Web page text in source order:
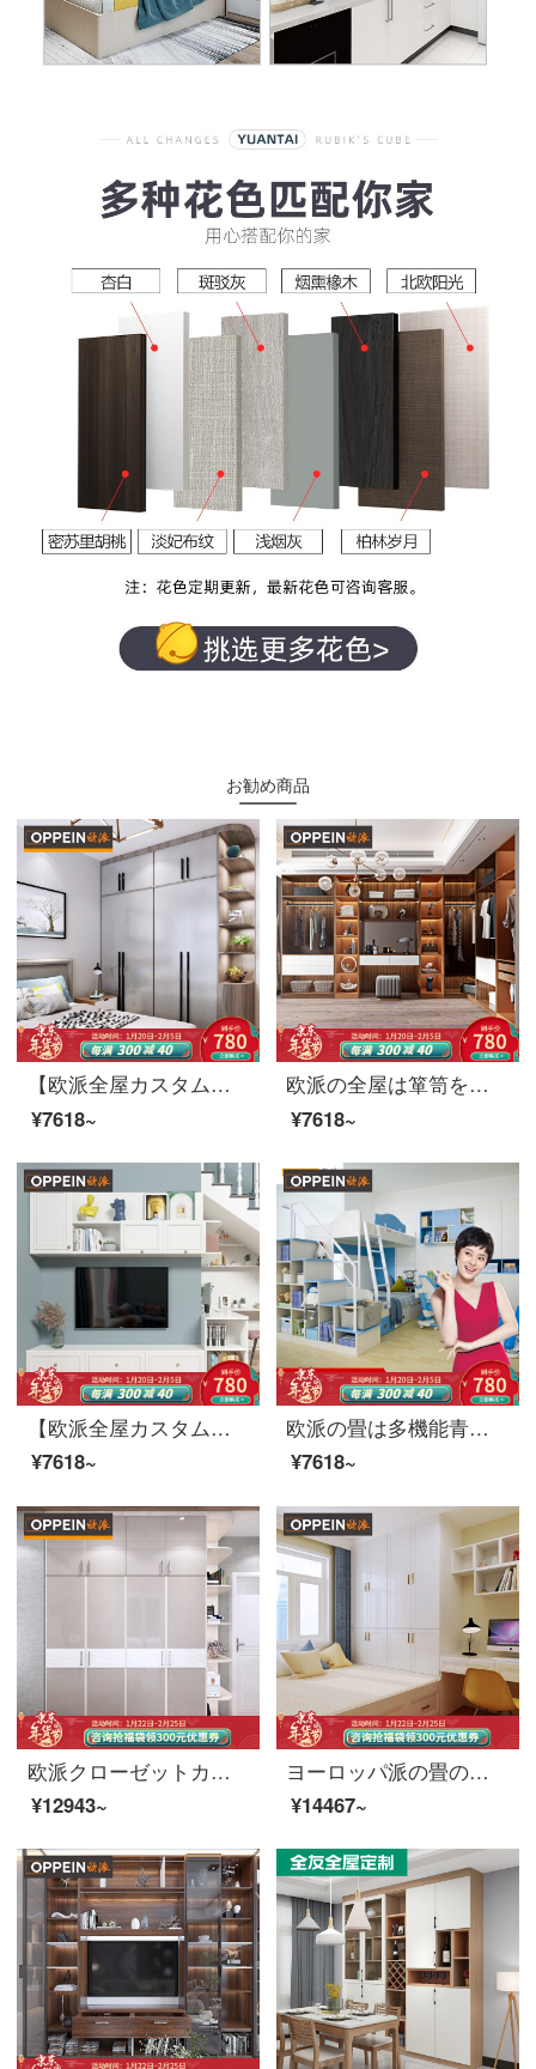
お勧め商品
【欧派全屋カスタムモダン時代シリーズ13㎡】全体のタンスの意味が軽い贅沢な全屋家具のオーダーメイド前払い金
¥7618~
欧派の全屋は箪笥をカスタマイズして、上のロッカーの寝室の収納棚に行く。おしゃれで豪華な家具はオーダーメイドして服と帽子の間に前払い金を払う。
¥7618~
【欧派全屋カスタム天空の城シリーズ】階段棚カスタマイズロッカーショーケースキャビネットオーダーメイド前払い金
¥7618~
欧派の畳は多機能青少年室の寝室の畳のベッドを注文して前払い金童心のパートナーを注文します。
¥7618~
欧派クローゼットカスタム現代簡約ラミアシリーズ1699元/平（投影面積で計算する）
¥12943~
ヨーロッパ派の畳のベッドをカスタマイズして、全体の寝室のベッドセットをセットして、窓付き書斎に二回ベッドに寝るダブルベッドの家具を注文しました。パリの春の1899元/平方メートル（投影面積によって計算します。）
¥14467~